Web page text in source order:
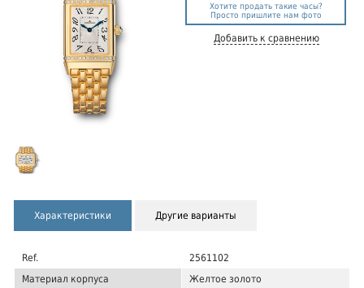
Хотите продать такие часы?
Просто пришлите нам фото
Добавить к сравнению
Характеристики Другие варианты
Ref.
2561102
Материал корпуса
Желтое золото